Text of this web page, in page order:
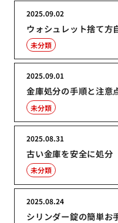
ウォシュレット捨て方
2025.09.02
未分類
金庫処分の手順と注意
2025.09.01
未分類
古い金庫を安全に処分
2025.08.31
未分類
シリンダー錠の簡単お
2025.08.24